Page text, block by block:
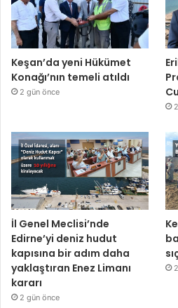
Keşan’da yeni Hükümet
Konağı’nın temeli atıldı
2 gün önce
İl Genel Meclisi’nde
Edirne’yi deniz hudut
kapısına bir adım daha
yaklaştıran Enez Limanı
kararı
2 gün önce